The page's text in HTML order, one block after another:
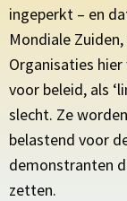
ingeperkt – en
Mondiale
Organisaties
voor beleid, als
slecht. Ze
belastend voor
demonstranten
zetten.